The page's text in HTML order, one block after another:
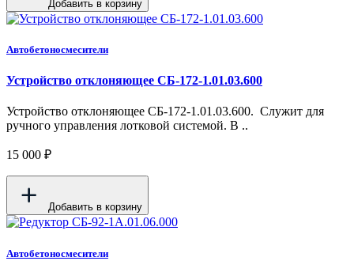
Добавить в корзину
Автобетоносмесители
Устройство отклоняющее СБ-172-1.01.03.600
Устройство отклоняющее СБ-172-1.01.03.600. Служит для
ручного управления лотковой системой. В ..
15 000 ₽
Добавить в корзину
Автобетоносмесители